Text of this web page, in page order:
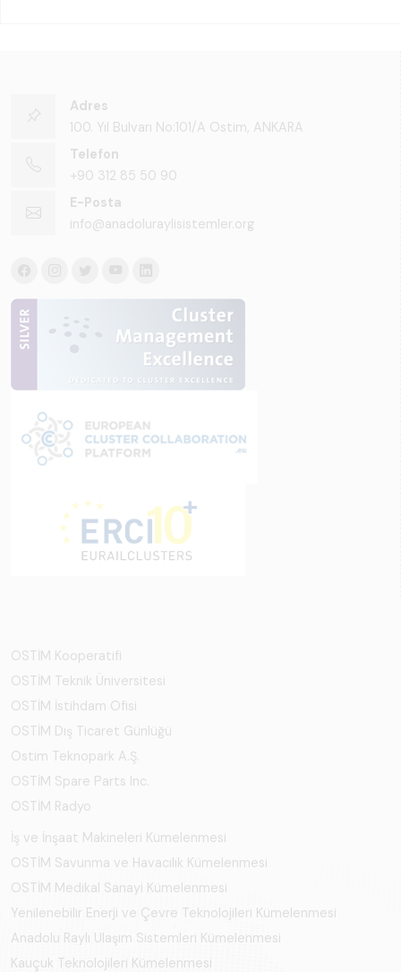
Adres
100. Yıl Bulvarı No:101/A Ostim, ANKARA
Telefon
+90 312 85 50 90
E-Posta
info@anadoluraylisistemler.org
OSTİM Kooperatifi
OSTİM Teknik Üniversitesi
OSTİM İstihdam Ofisi
OSTİM Dış Ticaret Günlüğü
Ostim Teknopark A.Ş.
OSTİM Spare Parts Inc.
OSTİM Radyo
İş ve İnşaat Makineleri Kümelenmesi
OSTİM Savunma ve Havacılık Kümelenmesi
OSTİM Medikal Sanayi Kümelenmesi
Yenilenebilir Enerji ve Çevre Teknolojileri Kümelenmesi
Anadolu Raylı Ulaşım Sistemleri Kümelenmesi
Kauçuk Teknolojileri Kümelenmesi